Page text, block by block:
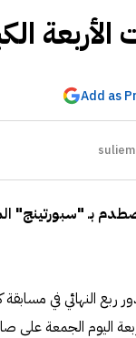
Add as
يصطدم بـ
النهائي في مسابقة
اليوم الجمعة